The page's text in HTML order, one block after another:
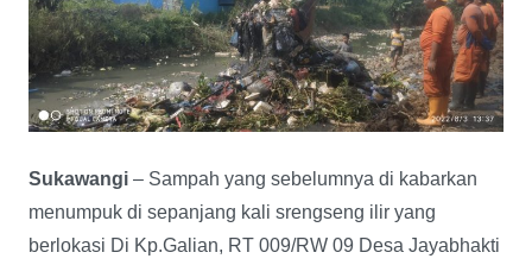
Sukawangi – Sampah yang sebelumnya di kabarkan
menumpuk di sepanjang kali srengseng ilir yang
berlokasi Di Kp.Galian, RT 009/RW 09 Desa Jayabhakti